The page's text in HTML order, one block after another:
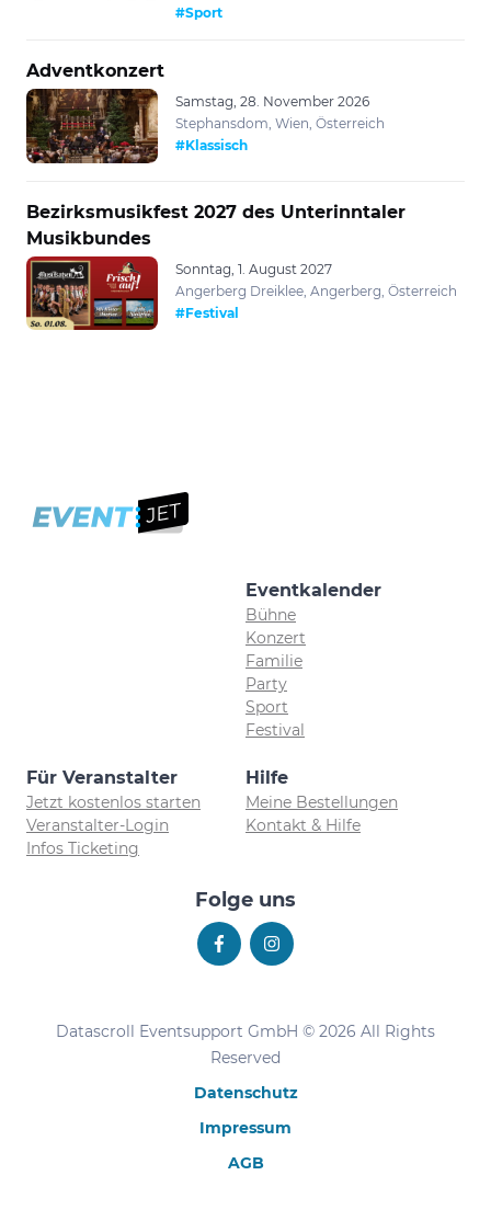
#Sport
Adventkonzert
Samstag, 28. November 2026
Stephansdom, Wien, Österreich
#Klassisch
Bezirksmusikfest 2027 des Unterinntaler
Musikbundes
Sonntag, 1. August 2027
Angerberg Dreiklee, Angerberg, Österreich
#Festival
Eventkalender
Bühne
Konzert
Familie
Party
Sport
Festival
Für Veranstalter
Jetzt kostenlos starten
Veranstalter-Login
Infos Ticketing
Hilfe
Meine Bestellungen
Kontakt & Hilfe
Folge uns
Datascroll Eventsupport GmbH © 2026 All Rights
Reserved
Datenschutz
Impressum
AGB